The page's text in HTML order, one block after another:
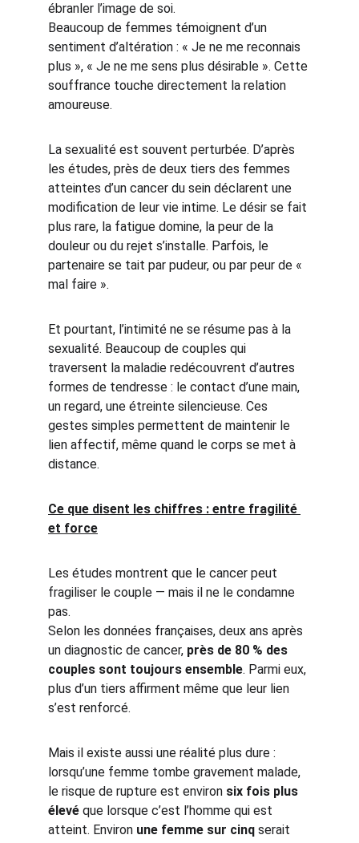
ébranler l’image de soi.
Beaucoup de femmes témoignent d’un
sentiment d’altération : « Je ne me reconnais
plus », « Je ne me sens plus désirable ». Cette
souffrance touche directement la relation
amoureuse.
La sexualité est souvent perturbée. D’après
les études, près de deux tiers des femmes
atteintes d’un cancer du sein déclarent une
modification de leur vie intime. Le désir se fait
plus rare, la fatigue domine, la peur de la
douleur ou du rejet s’installe. Parfois, le
partenaire se tait par pudeur, ou par peur de «
mal faire ».
Et pourtant, l’intimité ne se résume pas à la
sexualité. Beaucoup de couples qui
traversent la maladie redécouvrent d’autres
formes de tendresse : le contact d’une main,
un regard, une étreinte silencieuse. Ces
gestes simples permettent de maintenir le
lien affectif, même quand le corps se met à
distance.
Ce que disent les chiffres : entre fragilité
et force
Les études montrent que le cancer peut
fragiliser le couple — mais il ne le condamne
pas.
Selon les données françaises, deux ans après
un diagnostic de cancer, près de 80 % des
couples sont toujours ensemble. Parmi eux,
plus d’un tiers affirment même que leur lien
s’est renforcé.
Mais il existe aussi une réalité plus dure :
lorsqu’une femme tombe gravement malade,
le risque de rupture est environ six fois plus
élevé que lorsque c’est l’homme qui est
atteint. Environ une femme sur cinq serait